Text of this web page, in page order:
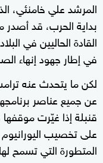
المرشد علي خامنئي،
بداية الحرب، قد
القادة الحاليين في
في إطار جهود إنهاء
لكن ما يتحدث عنه
عن جميع عناصر
قنبلة إذا غيّرت
على تخصيب
المتطورة التي تسمح